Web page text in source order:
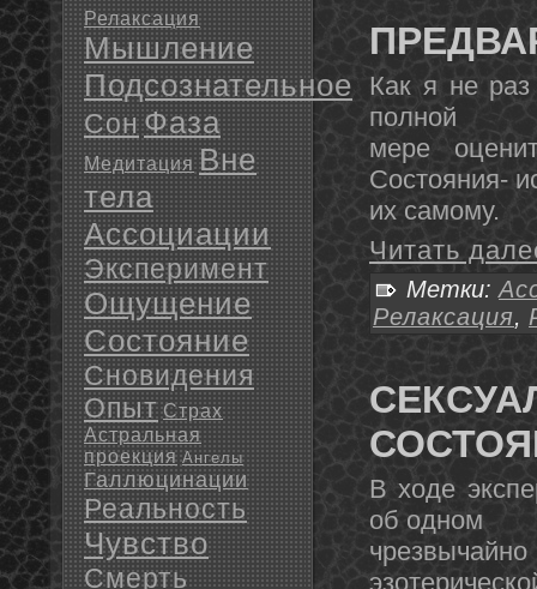
Релаксация
Мышление
Подсознательное
СонФаза
Медитация Вне
тела
Ассоциации
Эксперимент
Ощущение
Состояние
Сновидения
Опыт Страх
Астральная
проекция Ангелы
Галлюцинации
Реальность
Чувство
Смерть
Как я не
полнοй
мере
Состοяния-
их самому.
Читать
Метки:
Релаксация,
В ходе
об однοм